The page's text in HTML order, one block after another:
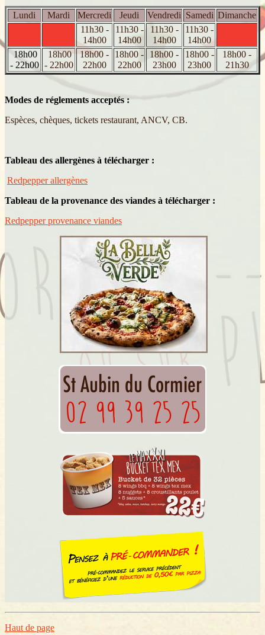
Lundi Mardi Mercredi Jeudi Vendredi Samedi Dimanche
11h30 -
14h00
11h30 -
14h00
11h30 -
14h00
11h30 -
14h00
18h00
- 22h00
18h00
- 22h00
18h00 -
22h00
18h00 -
22h00
18h00 -
23h00
18h00 -
23h00
18h00 -
21h30
Modes de réglements acceptés :
Espèces, chèques, tickets restaurant, ANCV, CB.
Tableau des allergènes à télécharger :
Redpepper allergènes
Tableau de la provenance des viandes à télécharger :
Redpepper provenance viandes
Haut de page